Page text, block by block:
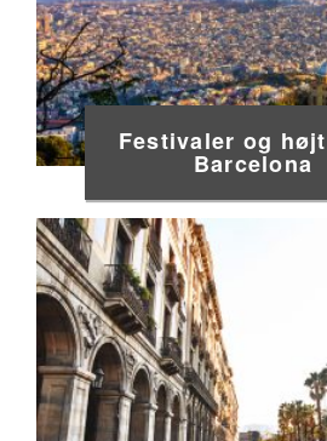
Festivaler og
Barcelona